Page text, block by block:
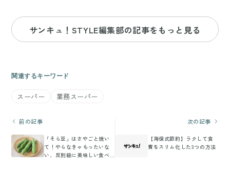
サンキュ！STYLE編集部の記事をもっと見る
関連するキーワード
スーパー 業務スーパー
前の記事
「そら豆」はさやごと焼い
て！やらなきゃもったいな
い、反則級に美味しい食べ
次の記事
【海保式節約】ラクして食
費をスリム化した3つの方法